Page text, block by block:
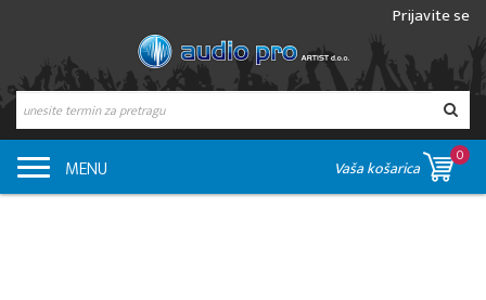
Prijavite se
MENU Vaša košarica
0